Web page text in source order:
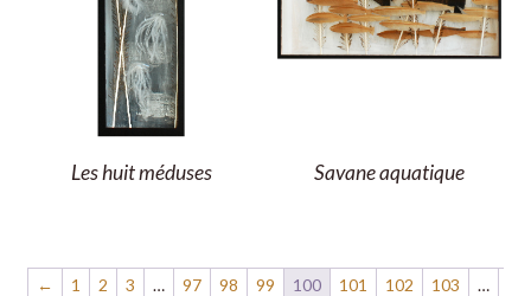
Les huit méduses Savane aquatique
← 1 2 3 … 97 98 99 100 101 102 103
…